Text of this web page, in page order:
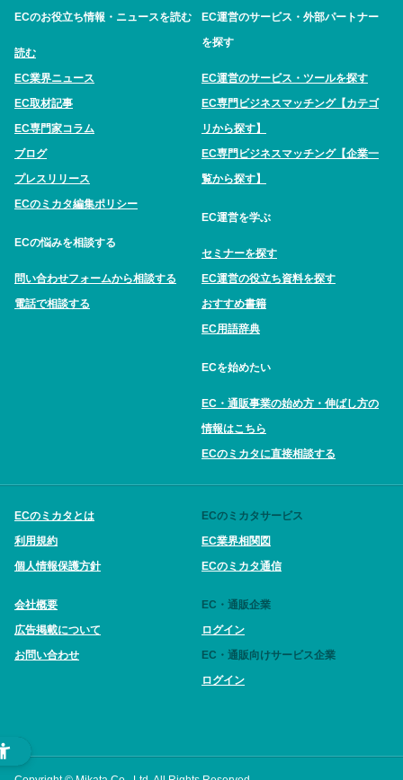
ECのお役立ち情報・ニュースを読む
読む
EC業界ニュース
EC取材記事
EC専門家コラム
ブログ
プレスリリース
ECのミカタ編集ポリシー
ECの悩みを相談する
問い合わせフォームから相談する
電話で相談する
EC運営のサービス・外部パートナー
を探す
EC運営のサービス・ツールを探す
EC専門ビジネスマッチング【カテゴ
リから探す】
EC専門ビジネスマッチング【企業一
覧から探す】
EC運営を学ぶ
セミナーを探す
EC運営の役立ち資料を探す
おすすめ書籍
EC用語辞典
ECを始めたい
EC・通販事業の始め方・伸ばし方の
情報はこちら
ECのミカタに直接相談する
ECのミカタとは
利用規約
個人情報保護方針
会社概要
広告掲載について
お問い合わせ
ECのミカタサービス
EC業界相関図
ECのミカタ通信
EC・通販企業
ログイン
EC・通販向けサービス企業
ログイン